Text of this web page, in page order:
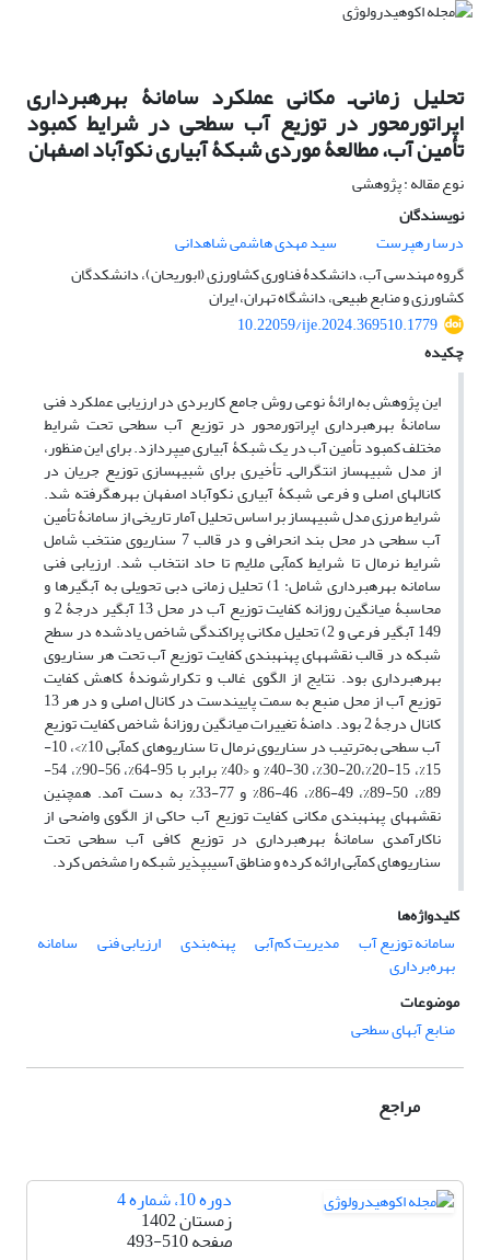
تحلیل زمانی‌ـ مکانی عملکرد سامانۀ بهره‏برداری
اپراتور‌محور در توزیع آب سطحی در شرایط کمبود
تأمین آب، مطالعۀ موردی شبکۀ آبیاری نکوآباد اصفهان
نوع مقاله : پژوهشی
نویسندگان
درسا رهپرست
سید مهدی هاشمی شاهدانی
گروه مهندسی آب، دانشکدۀ فناوری کشاورزی (ابوریحان)، دانشکدگان
کشاورزی و منابع طبیعی، دانشگاه تهران، ایران
10.22059/ije.2024.369510.1779
چکیده
این پژوهش به ارائۀ نوعی روش جامع کاربردی در ارزیابی عملکرد فنی
سامانۀ بهره‏برداری اپراتور‌محور در توزیع آب سطحی تحت شرایط
مختلف کمبود تأمین آب در یک شبکۀ آبیاری می‏پردازد. برای این منظور،
از مدل شبیه‏ساز انتگرالی‌ـ تأخیری برای شبیه‏سازی توزیع جریان در
کانال‏های اصلی و فرعی شبکۀ آبیاری نکوآباد اصفهان بهره‏گرفته شد.
شرایط مرزی مدل شبیه‏ساز بر اساس تحلیل آمار تاریخی از سامانۀ تأمین
آب سطحی در محل بند انحرافی و در قالب 7 سناریوی منتخب شامل
شرایط نرمال تا شرایط کم‏آبی ملایم تا حاد انتخاب شد. ارزیابی فنی
سامانه بهره‏برداری شامل: 1) تحلیل زمانی دبی تحویلی به آبگیرها و
محاسبۀ میانگین روزانه کفایت توزیع آب در محل 13 آبگیر درجۀ 2 و
149 آبگیر فرعی و 2) تحلیل مکانی پراکندگی شاخص یادشده در سطح
شبکه در قالب نقشه‏های پهنه‏بندی کفایت توزیع آب تحت هر سناریوی
بهره‏برداری بود. نتایج از الگوی غالب و تکرار‌شوندۀ کاهش کفایت
توزیع آب از محل منبع به سمت پایین‏دست در کانال اصلی و در هر 13
کانال درجۀ 2 بود. دامنۀ تغییرات میانگین روزانۀ شاخص کفایت توزیع
آب سطحی به‌ترتیب در سناریوی نرمال تا سناریوهای کم‏آبی 10%>، 10-
15%، 15-20%،20-30%، 30-40% و <40% برابر با 95-64%، 56-90%، 54-
89%، 50-89%، 49-86%، 46-86% و 77-33% به دست آمد. همچنین
نقشه‏های پهنه‏بندی مکانی کفایت توزیع آب حاکی از الگوی واضحی از
ناکارآمدی سامانۀ بهره‏برداری در توزیع کافی آب سطحی تحت
سناریوهای کم‏آبی ارائه کرده و مناطق آسیب‏پذیر شبکه را مشخص کرد.
کلیدواژه‌ها
سامانه توزیع آب
مدیریت کم‌آبی پهنه‌بندی ارزیابی فنی سامانه
بهره‌برداری
موضوعات
منابع آبهای سطحی
مراجع
دوره 10، شماره 4
زمستان 1402
صفحه493-510